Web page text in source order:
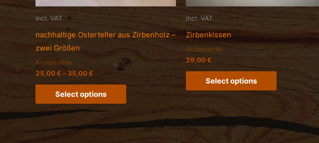
incl. VAT
nachhaltige Osterteller aus Zirbenholz –
zwei Größen
Accessoires
25,00€– 35,00€
Select options
incl. VAT
Zirbenkissen
Accessoires
29,00€
Select options